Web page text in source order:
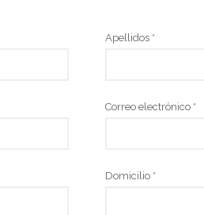
Apellidos *
Correo electrónico *
Domicilio *